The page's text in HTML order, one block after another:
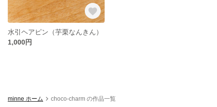
水引ヘアピン（芋栗なんきん）
1,000円
minne ホーム choco-charm の作品一覧